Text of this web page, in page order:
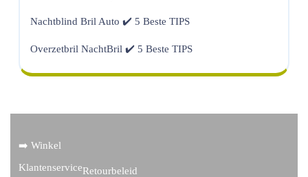
Nachtblind Bril Auto ✔️ 5 Beste TIPS
Overzetbril NachtBril ✔️ 5 Beste TIPS
➡️ Winkel
KlantenserviceRetourbeleid